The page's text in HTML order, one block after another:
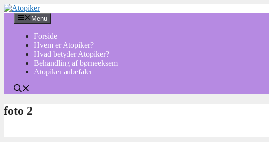
Hop
indhold
Menu
Forside
Hvem er Atopiker?
Hvad betyder Atopiker?
Behandling af børneeksem
Atopiker anbefaler
foto 2